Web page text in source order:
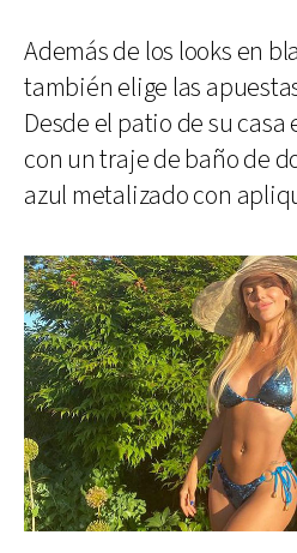
Además de los looks en
también elige las
Desde el patio de su
con un traje de baño de
azul metalizado con